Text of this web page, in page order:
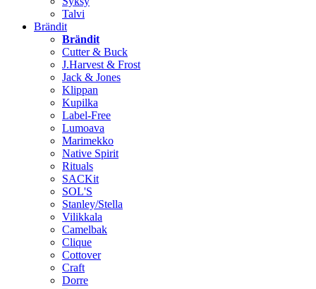
Talvi
Brändit
Brändit
Cutter & Buck
J.Harvest & Frost
Jack & Jones
Klippan
Kupilka
Label-Free
Lumoava
Marimekko
Native Spirit
Rituals
SACKit
SOL'S
Stanley/Stella
Vilikkala
Camelbak
Clique
Cottover
Craft
Dorre